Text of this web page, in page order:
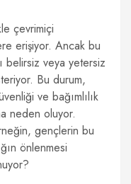
çevrimiçi
erişiyor. Ancak bu
belirsiz veya yetersiz
Bu durum,
ve bağımlılık
neden oluyor.
gençlerin bu
önlenmesi